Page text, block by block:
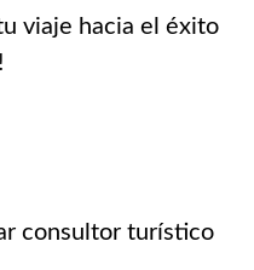
viaje hacia el éxito